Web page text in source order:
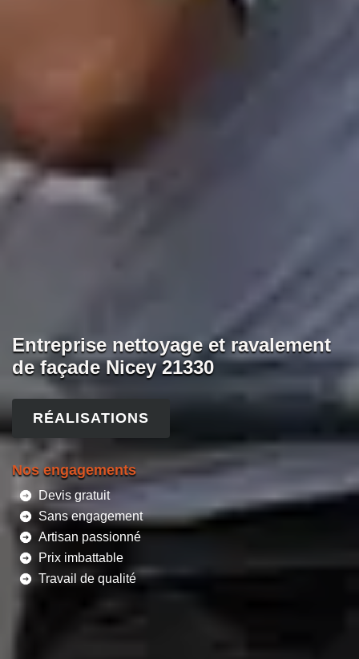
Entreprise nettoyage et ravalement
de façade Nicey 21330
RÉALISATIONS
Nos engagements
Devis gratuit
Sans engagement
Artisan passionné
Prix imbattable
Travail de qualité